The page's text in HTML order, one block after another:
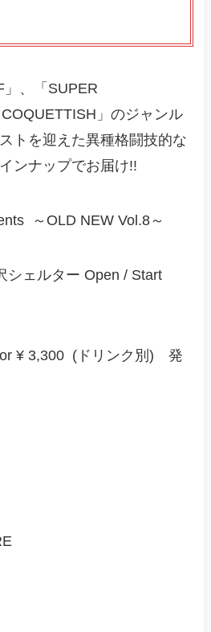
」、「SUPER
」のジャンル
トを迎えた異種格闘技的な
ンナップでお届け!!
～OLD NEW Vol.8～
シェルター Open / Start
¥ 3,300 (ドリンク別) 発